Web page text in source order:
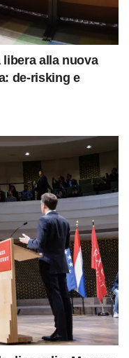
libera alla nuova
de-risking e